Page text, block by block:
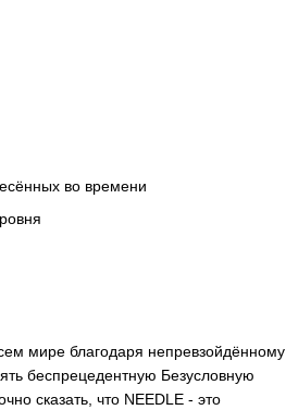
во времени
мире благодаря непревзойдённому
беспрецедентную Безусловную
сказать, что NEEDLE - это